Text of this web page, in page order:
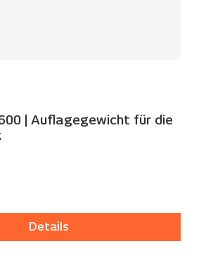
| Auflagegewicht für die
Details